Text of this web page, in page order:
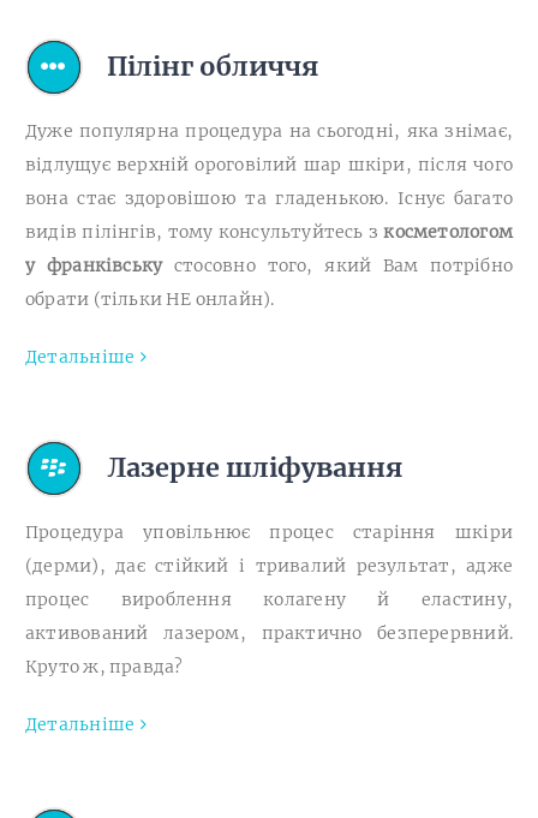
Пілінг обличчя
Дуже популярна процедура на сьогодні, яка знімає,
відлущує верхній ороговілий шар шкіри, після чого
вона стає здоровішою та гладенькою. Існує багато
видів пілінгів, тому консультуйтесь зкосметологом
у франківськустосовно того, який Вам потрібно
обрати (тільки НЕ онлайн).
Детальніше
Лазерне шліфування
Процедура уповільнює процес старіння шкіри
(дерми), дає стійкий і тривалий результат, адже
процес вироблення колагену й еластину,
активований лазером, практично безперервний.
Круто ж, правда?
Детальніше